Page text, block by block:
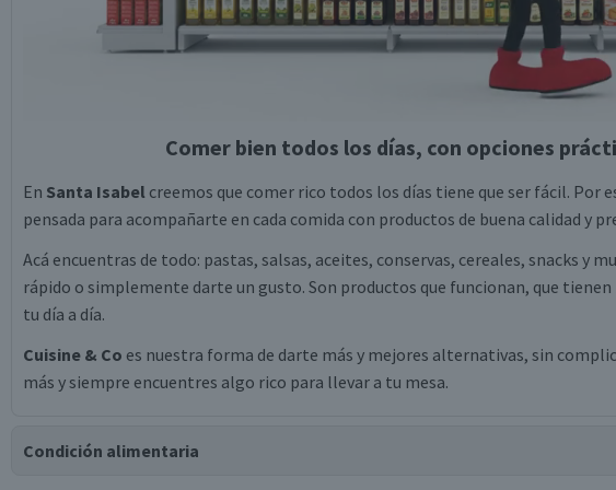
Comer bien todos los días, con opciones
En Santa Isabel creemos que comer rico todos los días tiene que ser fácil. Por
pensada para acompañarte en cada comida con productos de buena calidad y
Acá encuentras de todo: pastas, salsas, aceites, conservas, cereales, snacks y
rápido o simplemente darte un gusto. Son productos que funcionan, que tienen
tu día a día.
Cuisine & Co es nuestra forma de darte más y mejores alternativas, sin
más y siempre encuentres algo rico para llevar a tu mesa.
Condición alimentaria